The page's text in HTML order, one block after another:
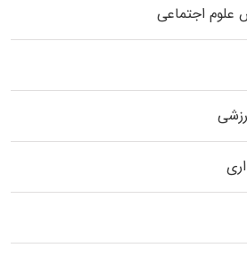
علوم اجتماعی